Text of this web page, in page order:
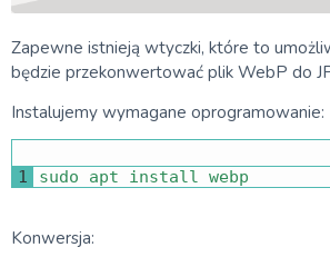
Zapewne istnieją wtyczki, które to
będzie przekonwertować plik WebP do
Instalujemy wymagane oprogramowanie:
1 sudo apt install webp
Konwersja: